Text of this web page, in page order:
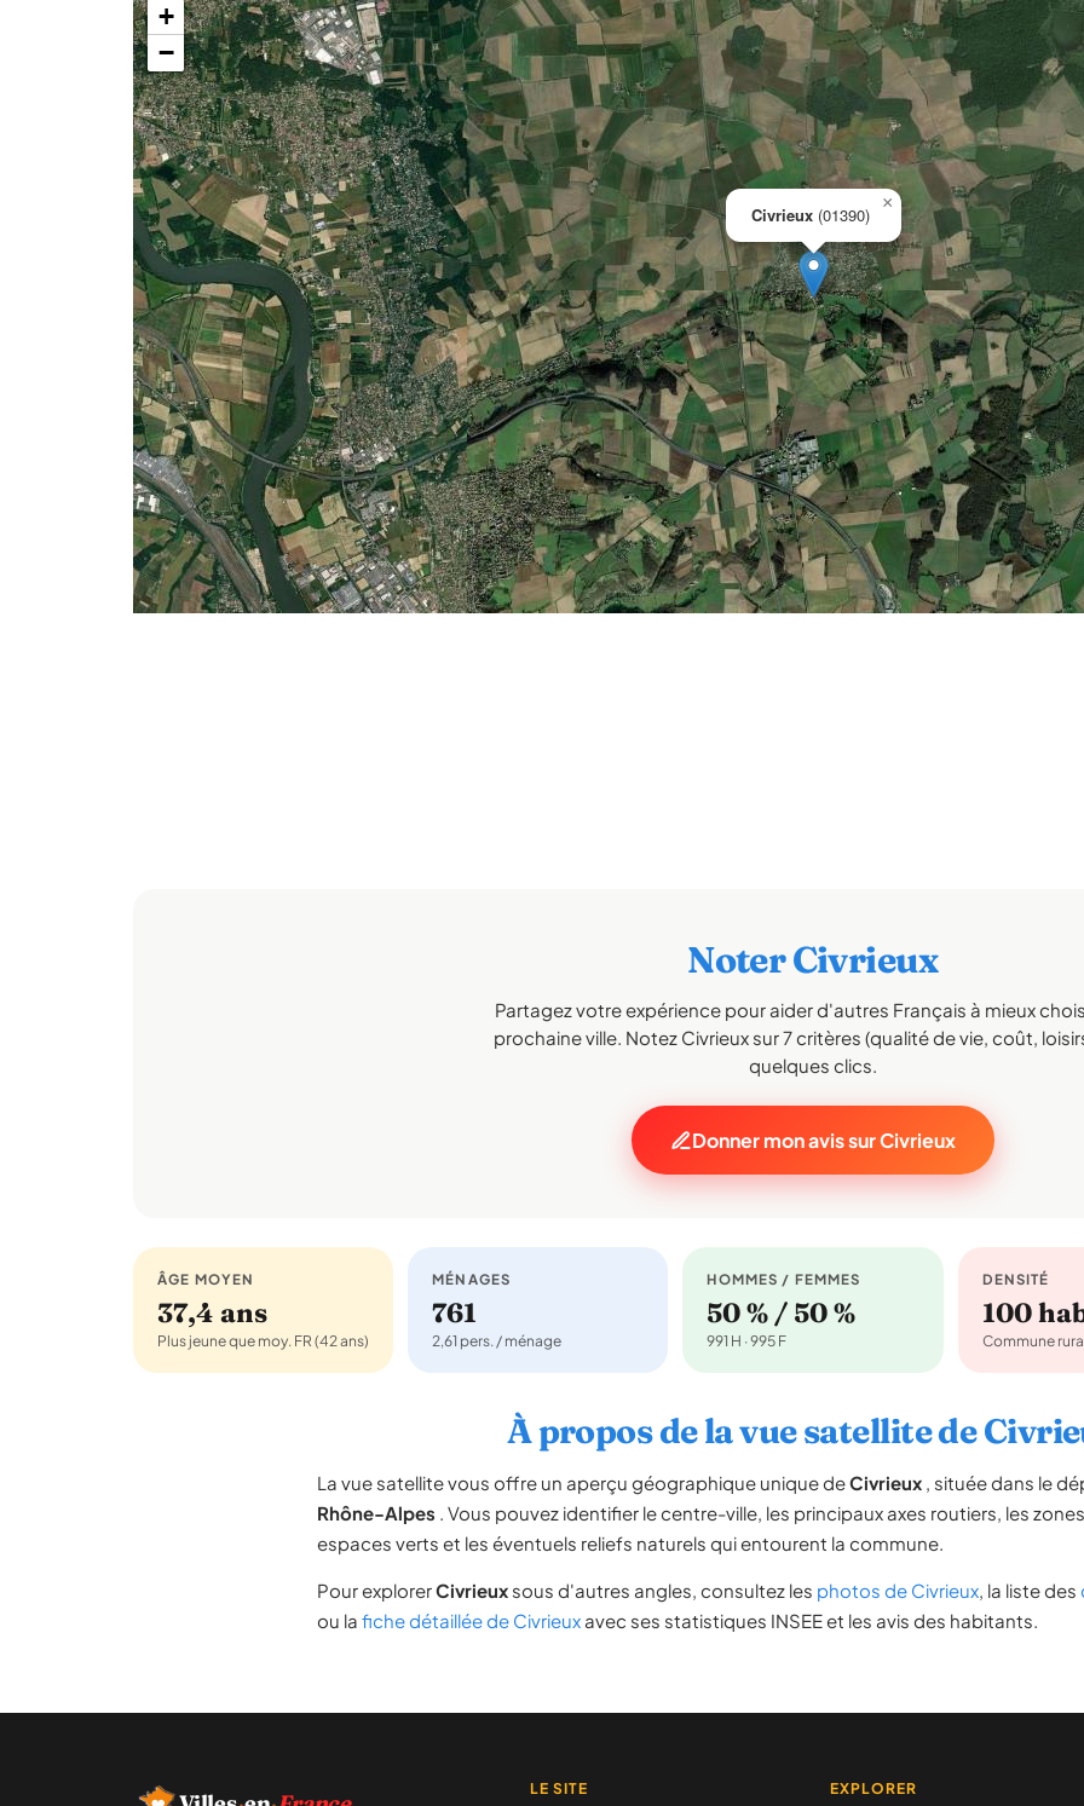
Civrieux (01390)
×
+
−
Noter Civrieux
Partagez votre expérience pour aider d'autres Français à mieux
prochaine ville. Notez Civrieux sur 7 critères (qualité de vie, coût,
quelques clics.
Donner mon avis sur Civrieux
ÂGE MOYEN
37,4 ans
Plus jeune que moy. FR (42 ans)
MÉNAGES
761
2,61 pers. / ménage
HOMMES / FEMMES
50 % / 50 %
991 H · 995 F
DENSITÉ
100
Commune
À propos de la vue satellite de
La vue satellite vous offre un aperçu géographique unique deCivrieux , située dans le
Rhône-Alpes . Vous pouvez identifier le centre-ville, les principaux axes routiers, les
espaces verts et les éventuels reliefs naturels qui entourent la commune.
Pour explorerCivrieux sous d'autres angles, consultez les photos de Civrieux, la liste des
ou la fiche détaillée de Civrieux avec ses statistiques INSEE et les avis des habitants.
LE SITE EXPLORER